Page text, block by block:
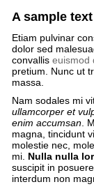
A sample
Etiam pulvinar
dolor sed
convallis euismod
pretium. Nunc ut
massa.
Nam sodales mi
ullamcorper et
enim accumsan.
magna, tincidunt
molestie nec,
mi. Nulla nulla
suscipit in posuere
interdum non